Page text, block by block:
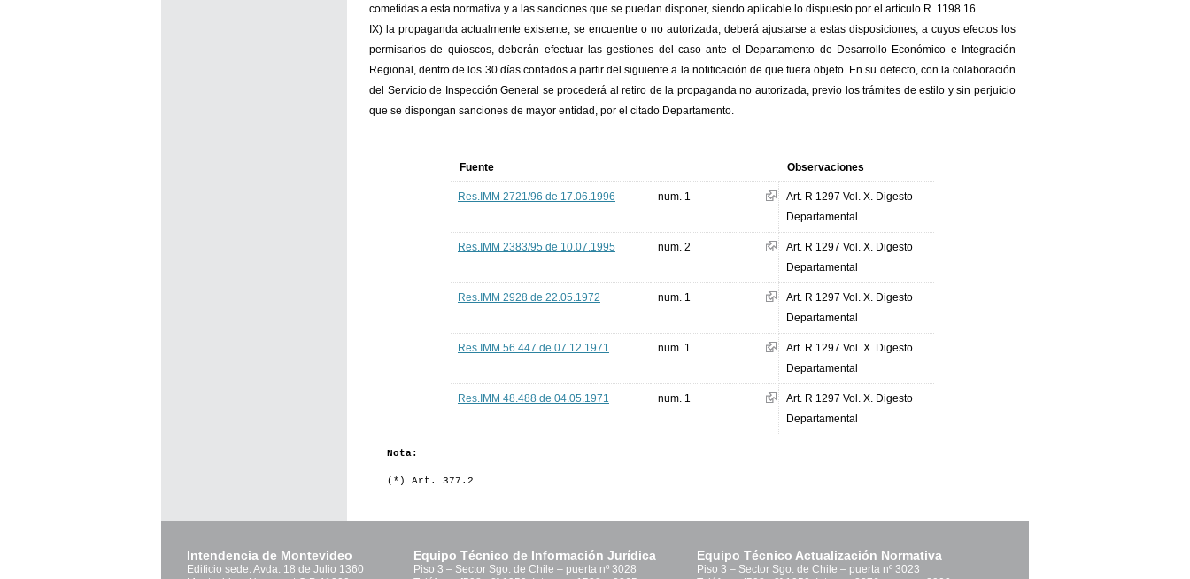
cometidas a esta normativa y a las sanciones que se puedan disponer, siendo aplicable lo dispuesto por el artículo R. 1198.16.
IX) la propaganda actualmente existente, se encuentre o no autorizada, deberá ajustarse a estas disposiciones, a cuyos efectos los
permisarios de quioscos, deberán efectuar las gestiones del caso ante el Departamento de Desarrollo Económico e Integración
Regional, dentro de los 30 días contados a partir del siguiente a la notificación de que fuera objeto. En su defecto, con la colaboración
del Servicio de Inspección General se procederá al retiro de la propaganda no autorizada, previo los trámites de estilo y sin perjuicio
que se dispongan sanciones de mayor entidad, por el citado Departamento.
Fuente Observaciones
Res.IMM 2721/96 de 17.06.1996 num. 1
Art. R 1297 Vol. X. Digesto
Departamental
Res.IMM 2383/95 de 10.07.1995 num. 2
Art. R 1297 Vol. X. Digesto
Departamental
Res.IMM 2928 de 22.05.1972 num. 1
Art. R 1297 Vol. X. Digesto
Departamental
Res.IMM 56.447 de 07.12.1971 num. 1
Art. R 1297 Vol. X. Digesto
Departamental
Res.IMM 48.488 de 04.05.1971 num. 1
Art. R 1297 Vol. X. Digesto
Departamental
Nota:
(*) Art. 377.2
Intendencia de Montevideo
Edificio sede: Avda. 18 de Julio 1360
Equipo Técnico Actualización Normativa
Piso 3 – Sector Sgo. de Chile – puerta nº 3023
Equipo Técnico de Información Jurídica
Piso 3 – Sector Sgo. de Chile – puerta nº 3028